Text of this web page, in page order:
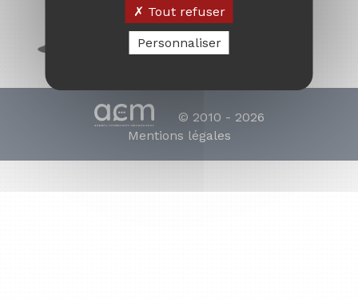
© 2010 - 2026
Mentions légales
Tout refuser
Personnaliser